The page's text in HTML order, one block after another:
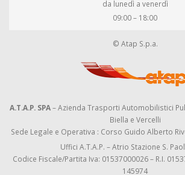
da lunedì a venerdì
09:00 – 18:00
© Atap S.p.a.
A.T.A.P. SPA– Azienda Trasporti Automobilistici
Biella e Vercelli
Sede Legale e Operativa : Corso Guido Alberto
Uffici A.T.A.P. – Atrio Stazione S.
Codice Fiscale/Partita Iva: 01537000026 – R.I.
145974